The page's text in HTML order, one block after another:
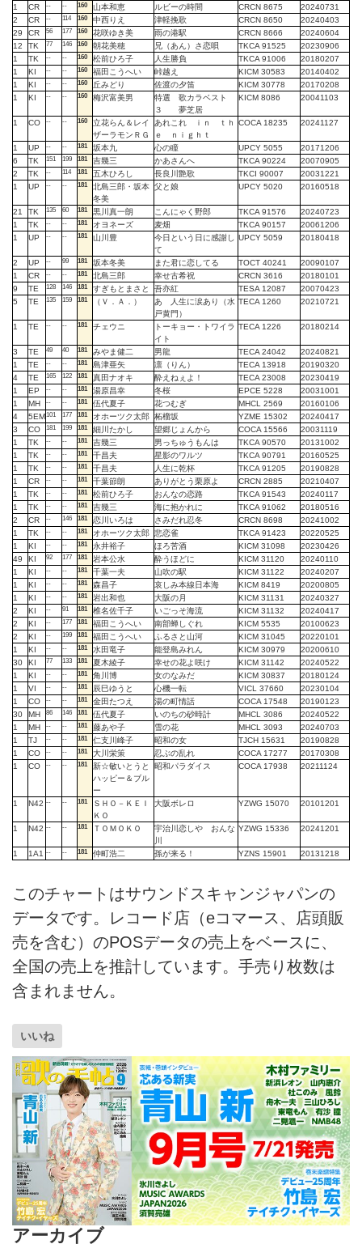
1 CR -- -- 160 山本和恵 ルビーの時間 CRCN 8675
20240731
2
CR -- 114 160 中西りえ 津軽挽歌 CRCN 8650
20240403
29
CR 56 177 160 花咲ゆき美 雨の港駅 CRCN 8666
20240604
12
TK 77 146 160 朝花美穂 兄（あん）さ恋唄 TKCA 91525
20230906
1
TK -- -- 160 松前ひろ子 人生勝負 TKCA 91006
20180207
1
KI -- -- 160 福田こうへい 峠越え KICM 30583
20140402
1
KI -- -- 160 丘みどり 佐渡の夕笛 KICM 30778
20170208
1
KI -- -- 160 梅沢富美男
特選 歌カラベスト
３ 夢芝居
KICM 8086 20041103
1 CO -- -- 160
立花らん＆レイ
ザーラモンＲＧ
あれこれ ｉｎ ｔｈ
ｅ ｎｉｇｈｔ
COCA 18235 20241127
1 UP -- -- 181 坂本九 心の瞳 UPCY 5055
20171206
6
TK 151 199 181 吉幾三 かあさんへ TKCA 90224
20070905
2
TK -- 114 181 五木ひろし 長良川艶歌 TKCI 90007
20031221
1
UP -- -- 181
北島三郎・坂本
冬美
父と娘 UPCY 5020 20160518
21 TK 135 60 181 黒川真一朗 こんにゃく野郎 TKCA 91576
20240723
1
TK -- -- 181 オヨネーズ 麦畑 TKCA 90157
20061206
1
UP -- -- 181 山川豊
今日という日に感謝し
て
UPCY 5059 20180418
2 UP -- 99 181 坂本冬美 また君に恋してる TOCT 40241
20090107
1
CR -- -- 181 北島三郎 幸せ古希祝 CRCN 3616
20180101
9
TE 128 146 181 すぎもとまさと 吾亦紅 TESA 12087
20070423
5
TE 135 159 181 （Ｖ．Ａ．）
あゝ人生に涙あり（水
戸黄門）
TECA 1260 20210721
1 TE -- -- 181 チェウニ
トーキョー・トワイラ
イト
TECA 1226 20180214
3 TE 49 40 181 みやま健二 男龍 TECA 24042
20240821
1
TE -- -- 181 島津亜矢 凛（りん） TECA 13918
20190320
4
TE 165 122 181 真田ナオキ 酔えねぇよ！ TECA 23008
20230419
1
EP -- -- 181 湯原昌幸 冬桜 EPCE 5228
20031001
1
MH -- -- 181 伍代夏子 花つむぎ MHCL 2569
20160106
4
5EM 101 177 181 オホーツク太郎 柘榴坂 YZME 15302
20240417
3
CO 181 199 181 細川たかし 望郷じょんから COCA 15566
20031119
1
TK -- -- 181 吉幾三 男っちゅうもんは TKCA 90570
20131002
1
TK -- -- 181 千昌夫 星影のワルツ TKCA 90791
20160525
1
TK -- -- 181 千昌夫 人生に乾杯 TKCA 91205
20190828
1
CR -- -- 181 千葉節朗 ありがとう栗原よ CRCN 2885
20210407
1
TK -- -- 181 松前ひろ子 おんなの恋路 TKCA 91543
20240117
1
TK -- -- 181 吉幾三 海に抱かれに TKCA 91062
20180516
2
CR -- 146 181 恋川いろは さみだれ忍冬 CRCN 8698
20241002
1
TK -- -- 181 オホーツク太郎 悲恋雀 TKCA 91423
20220525
1
KI -- -- 181 永井裕子 ほろ苦酒 KICM 31098
20230426
49
KI 92 177 181 岩本公水 酔うほどに KICM 31120
20240110
1
KI -- -- 181 千葉一夫 山吹の駅 KICM 31122
20240207
1
KI -- -- 181 森昌子 哀しみ本線日本海 KICM 8419
20200805
1
KI -- -- 181 岩出和也 大阪の月 KICM 31131
20240327
2
KI -- 91 181 椎名佐千子 いごっそ海流 KICM 31132
20240417
2
KI -- 177 181 福田こうへい 南部蝉しぐれ KICM 5535
20100623
2
KI -- 199 181 福田こうへい ふるさと山河 KICM 31045
20220101
1
KI -- -- 181 水田竜子 能登島みれん KICM 30979
20200610
30
KI 77 133 181 夏木綾子 幸せの花よ咲け KICM 31142
20240522
1
KI -- -- 181 角川博 女のなみだ KICM 30837
20180124
1
VI -- -- 181 辰巳ゆうと 心機一転 VICL 37660
20230104
1
CO -- -- 181 金田たつえ 湯の町情話 COCA 17548
20190123
30
MH 86 146 181 伍代夏子 いのちの砂時計 MHCL 3086
20240522
1
MH -- -- 181 藤あや子 雪の花 MHCL 3093
20240703
1
TJ -- -- 181 仁支川峰子 昭和の女 TJCH 15631
20190828
1
CO -- -- 181 大川栄策 忍ぶの乱れ COCA 17277
20170308
1
CO -- -- 181
新☆敏いとうと
ハッピー＆ブル
ー
昭和パラダイス COCA 17938 20211124
1 N42 -- -- 181
ＳＨＯ－ＫＥＩ
ＫＯ
大阪ボレロ YZWG 15070 20101201
1 N42 -- -- 181 ＴＯＭＯＫＯ
宇治川恋しや おんな
川
YZWG 15336 20241201
1 1A1 -- -- 181 仲町浩二 孫が来る！ YZNS 15901 20131218
このチャートはサウンドスキャンジャパンの
データです。レコード店（eコマース、店頭販
売を含む）のPOSデータの売上をベースに、
全国の売上を推計しています。手売り枚数は
含まれません。
いいね
アーカイブ